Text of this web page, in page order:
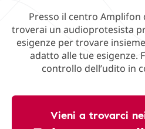
Presso il centro Amplifon
troverai un audioprotesista
esigenze per trovare
adatto alle tue esigenze.
controllo dell’udito in
Vieni a trovarci